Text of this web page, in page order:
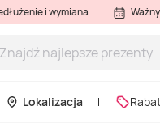
i wymiana
Lokalizacja